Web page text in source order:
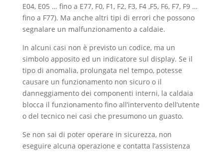
E04, E05 … fino a E77, F0, F1, F2, F3, F4 ,F5, F6, F7, F9 …
fino a F77). Ma anche altri tipi di errori che possono
segnalare un malfunzionamento a caldaie.
In alcuni casi non è previsto un codice, ma un
simbolo apposito ed un indicatore sul display. Se il
tipo di anomalia, prolungata nel tempo, potesse
causare un funzionamento non sicuro o il
danneggiamento dei componenti interni, la caldaia
blocca il funzionamento fino all’intervento dell’utente
o del tecnico nei casi che presumono un guasto.
Se non sai di poter operare in sicurezza, non
eseguire alcuna operazione e contatta l’assistenza